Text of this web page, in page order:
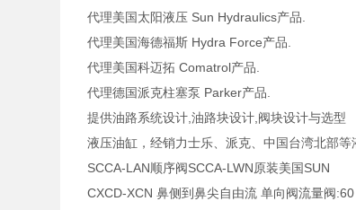
代理美国太阳液压 Sun Hydraulics产品.
代理美国海德福斯 Hydra Force产品.
代理美国科迈拓 Comatrol产品.
代理德国派克柱塞泵 Parker产品.
提供油路系统设计,油路块设计,阀块设计与选型
液压油缸，经销力士乐、派克、中国台湾北部等
SCCA-LAN顺序阀SCCA-LWN原装美国SUN
CXCD-XCN 鼻侧到鼻尖自由流 单向阀流量阀